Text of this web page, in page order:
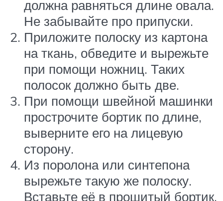
должна равняться длине овала.
Не забывайте про припуски.
Приложите полоску из картона
на ткань, обведите и вырежьте
при помощи ножниц. Таких
полосок должно быть две.
При помощи швейной машинки
прострочите бортик по длине,
выверните его на лицевую
сторону.
Из поролона или синтепона
вырежьте такую же полоску.
Вставьте её в прошитый бортик,